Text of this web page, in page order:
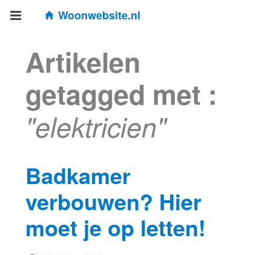
Woonwebsite.nl
Artikelen
getagged met :
"elektricien"
Badkamer
verbouwen? Hier
moet je op letten!